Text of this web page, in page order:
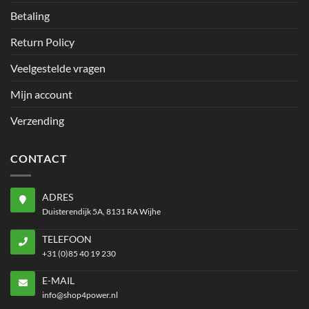
Betaling
Return Policy
Veelgestelde vragen
Mijn account
Verzending
CONTACT
ADRES
Duisterendijk 5A, 8131 RA Wijhe
TELEFOON
+31 (0)85 40 19 230
E-MAIL
info@shop4power.nl